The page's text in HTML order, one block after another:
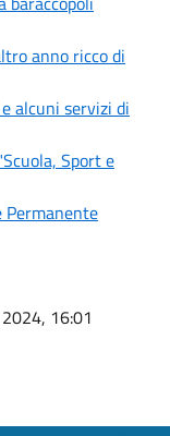
anno ricco di
alcuni servizi di
Sport e
Permanente
16:01